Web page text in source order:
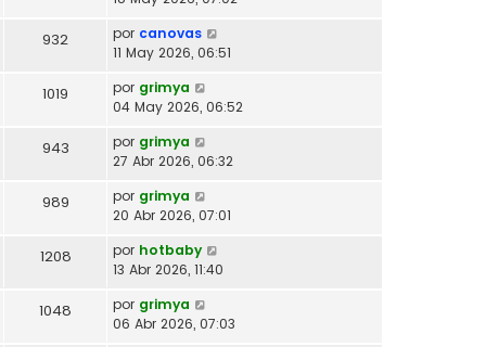
932 por canovas
11 May 2026, 06:51
1019 por grimya
04 May 2026, 06:52
943 por grimya
27 Abr 2026, 06:32
989 por grimya
20 Abr 2026, 07:01
1208 por hotbaby
13 Abr 2026, 11:40
1048 por grimya
06 Abr 2026, 07:03